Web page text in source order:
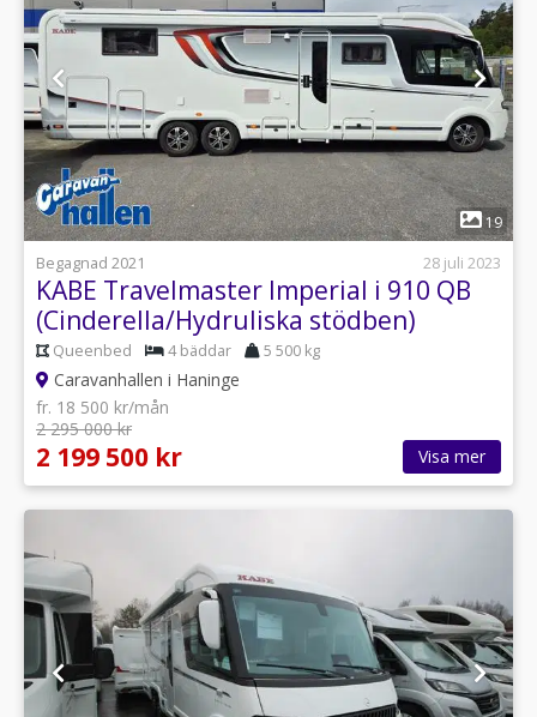
1
19
Begagnad 2021
28 juli 2023
KABE Travelmaster Imperial i 910 QB
(Cinderella/Hydruliska stödben)
Queenbed 4 bäddar 5 500 kg
Caravanhallen i Haninge
fr. 18 500 kr/mån
2 295 000 kr
2 199 500 kr Visa mer